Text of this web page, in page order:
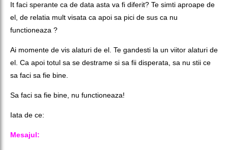
It faci sperante ca de data asta va fi diferit? Te simti aproape de
el, de relatia mult visata ca apoi sa pici de sus ca nu
functioneaza ?
Ai momente de vis alaturi de el. Te gandesti la un viitor alaturi de
el. Ca apoi totul sa se destrame si sa fii disperata, sa nu stii ce
sa faci sa fie bine.
Sa faci sa fie bine, nu functioneaza!
Iata de ce:
Mesajul: